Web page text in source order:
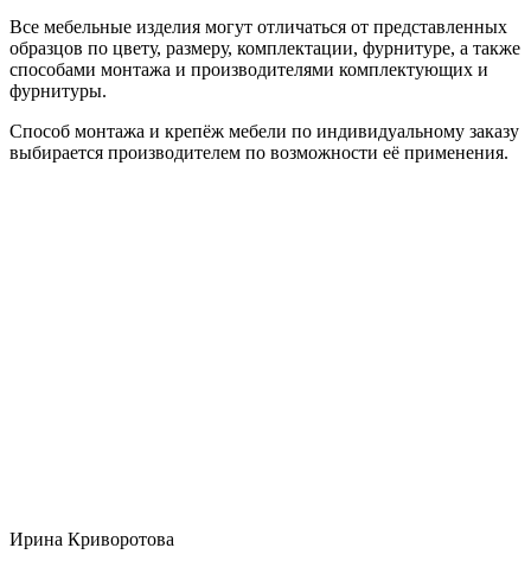
Все мебельные изделия могут отличаться от представленных
образцов по цвету, размеру, комплектации, фурнитуре, а также
способами монтажа и производителями комплектующих и
фурнитуры.
Способ монтажа и крепёж мебели по индивидуальному заказу
выбирается производителем по возможности её применения.
Ирина Криворотова